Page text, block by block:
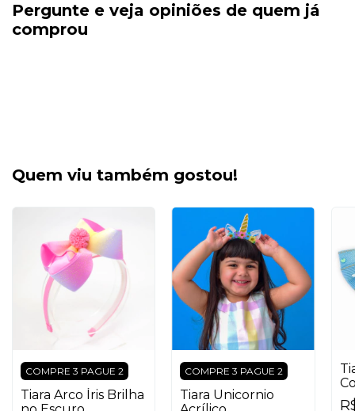
Pergunte e veja opiniões de quem já
comprou
Quem viu também gostou!
COMPRE 3 PAGUE 2
Tiara Arco Íris Brilha
COMPRE 3 PAGUE 2
Tiara Unicornio